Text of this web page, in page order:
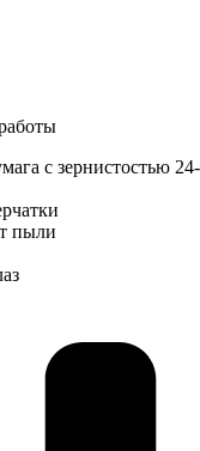
с зернистостью
пыли